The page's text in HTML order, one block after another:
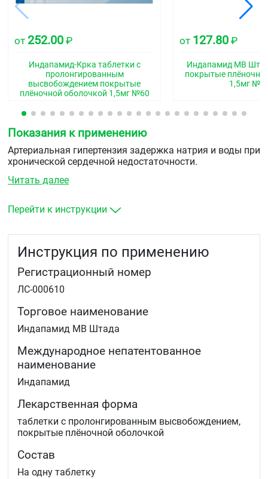
от 252.00 ₽
Индапамид-Крка таблетки с
пролонгированным
высвобождением покрытые
плёночной оболочкой 1,5мг №60
от 127.80 ₽
Индапамид МВ
покрытые
1,5мг
Показания к применению
Артериальная гипертензия задержка натрия и воды при
хронической сердечной недостаточности.
Читать далее
Перейти к инструкции
Инструкция по применению
Регистрационный номер
ЛС-000610
Торговое наименование
Индапамид МВ Штада
Международное непатентованное
наименование
Индапамид
Лекарственная форма
таблетки с пролонгированным высвобождением,
покрытые плёночной оболочкой
Состав
На одну таблетку